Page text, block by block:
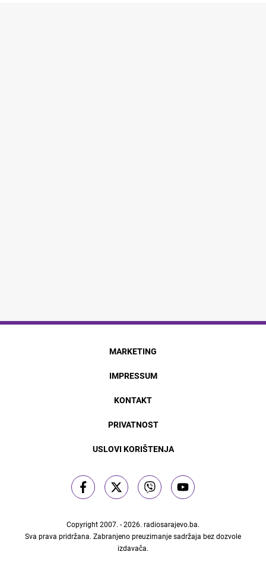
MARKETING
IMPRESSUM
KONTAKT
PRIVATNOST
USLOVI KORIŠTENJA
Copyright 2007. - 2026. radiosarajevo.ba.
Sva prava pridržana. Zabranjeno preuzimanje sadržaja bez dozvole
izdavača.